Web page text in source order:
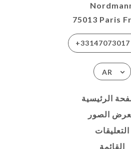
75013 Paris
+33147073017
AR
الرئيسية
الصور
التعليقات
القائمة